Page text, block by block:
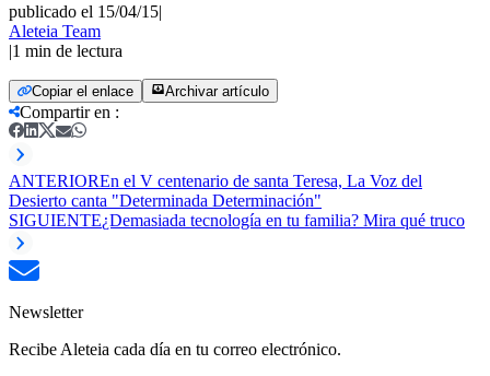
publicado el 15/04/15|
Aleteia Team
|1 min de lectura
Copiar el enlace Archivar artículo
Compartir en :
ANTERIOREn el V centenario de santa Teresa, La Voz del
Desierto canta "Determinada Determinación"
SIGUIENTE¿Demasiada tecnología en tu familia? Mira qué truco
Newsletter
Recibe Aleteia cada día en tu correo electrónico.